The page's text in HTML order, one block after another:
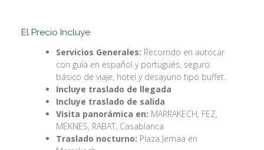
El Precio Incluye
Servicios Generales: Recorrido en autocar
con guía en español y portugués, seguro
básico de viaje, hotel y desayuno tipo buffet.
Incluye traslado de llegada
Incluye traslado de salida
Visita panorámica en: MARRAKECH, FEZ,
MEKNES, RABAT, Casablanca
Traslado nocturno: Plaza Jemaa en